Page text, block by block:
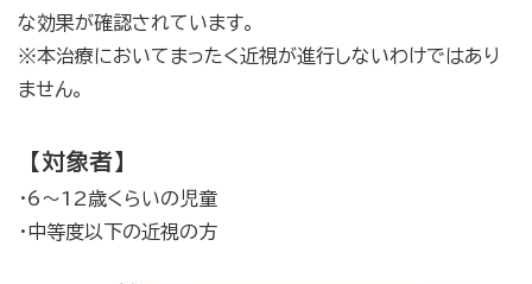
な効果が確認されています。
※本治療においてまったく近視が進行しないわけではあり
ません。
【対象者】
・6～12歳くらいの児童
・中等度以下の近視の方